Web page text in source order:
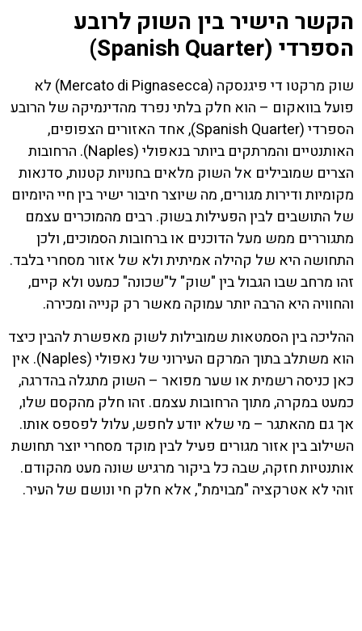
הקשר הישיר בין השוק לרובע
הספרדי (Spanish Quarter)
שוק מרקטו די פיגנסקה (Mercato di Pignasecca) לא
פועל בוואקום – הוא חלק בלתי נפרד מהדינמיקה של הרובע
הספרדי (Spanish Quarter), אחד האזורים הצפופים,
האותנטיים והמרתקים ביותר בנאפולי (Naples). הרחובות
הצרים שמובילים אל השוק מלאים בחנויות קטנות, סדנאות
מקומיות ודירות מגורים, מה שיוצר חיבור ישיר בין חיי היומיום
של התושבים לבין הפעילות בשוק. רבים מהמוכרים עצמם
מתגוררים ממש מעל הדוכנים או ברחובות הסמוכים, ולכן
התחושה היא של קהילה אמיתית ולא של אזור מסחרי בלבד.
זהו מרחב שבו הגבול בין "שוק" ל"שכונה" כמעט ולא קיים,
והחוויה היא הרבה יותר עמוקה מאשר רק קנייה ומכירה.
ההליכה בין הסמטאות שמובילות לשוק מאפשרת להבין כיצד
הוא משתלב בתוך המרקם העירוני של נאפולי (Naples). אין
כאן כניסה רשמית או שער מפואר – השוק מתגלה בהדרגה,
כמעט במקרה, מתוך הרחובות עצמם. זהו חלק מהקסם שלו,
אך גם מהאתגר – מי שלא יודע לחפש, עלול לפספס אותו.
השילוב בין אזור מגורים פעיל לבין מוקד מסחרי יוצר תחושת
אותנטיות חזקה, שבה כל ביקור מרגיש שונה מעט מהקודם.
זוהי לא אטרקציה "מבוימת", אלא חלק חי ונושם של העיר.